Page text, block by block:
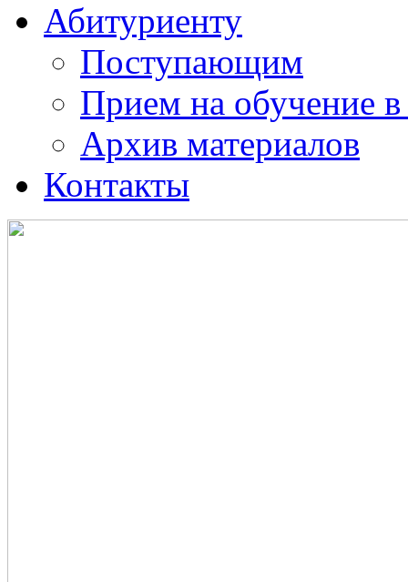
Абитуриенту
Поступающим
Прием на обучение в
Архив материалов
Контакты